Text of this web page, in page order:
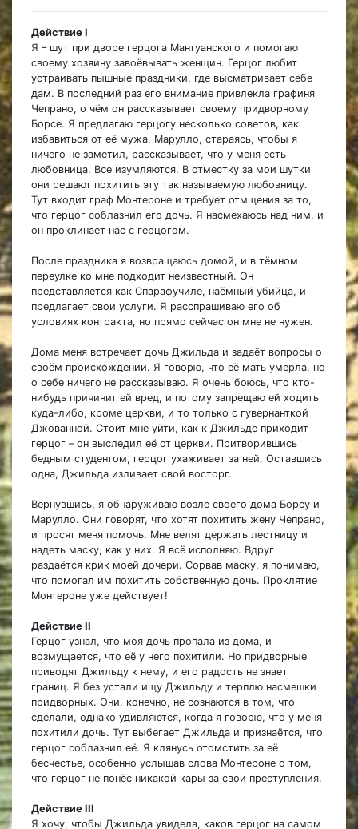
Действие I
Я – шут при дворе герцога Мантуанского и помогаю
своему хозяину завоёвывать женщин. Герцог любит
устраивать пышные праздники, где высматривает себе
дам. В последний раз его внимание привлекла графиня
Чепрано, о чём он рассказывает своему придворному
Борсе. Я предлагаю герцогу несколько советов, как
избавиться от её мужа. Марулло, стараясь, чтобы я
ничего не заметил, рассказывает, что у меня есть
любовница. Все изумляются. В отместку за мои шутки
они решают похитить эту так называемую любовницу.
Тут входит граф Монтероне и требует отмщения за то,
что герцог соблазнил его дочь. Я насмехаюсь над ним, и
он проклинает нас с герцогом.
После праздника я возвращаюсь домой, и в тёмном
переулке ко мне подходит неизвестный. Он
представляется как Спарафучиле, наёмный убийца, и
предлагает свои услуги. Я расспрашиваю его об
условиях контракта, но прямо сейчас он мне не нужен.
Дома меня встречает дочь Джильда и задаёт вопросы о
своём происхождении. Я говорю, что её мать умерла, но
о себе ничего не рассказываю. Я очень боюсь, что кто-
нибудь причинит ей вред, и потому запрещаю ей ходить
куда-либо, кроме церкви, и то только с гувернанткой
Джованной. Стоит мне уйти, как к Джильде приходит
герцог – он выследил её от церкви. Притворившись
бедным студентом, герцог ухаживает за ней. Оставшись
одна, Джильда изливает свой восторг.
Вернувшись, я обнаруживаю возле своего дома Борсу и
Марулло. Они говорят, что хотят похитить жену Чепрано,
и просят меня помочь. Мне велят держать лестницу и
надеть маску, как у них. Я всё исполняю. Вдруг
раздаётся крик моей дочери. Сорвав маску, я понимаю,
что помогал им похитить собственную дочь. Проклятие
Монтероне уже действует!
Действие II
Герцог узнал, что моя дочь пропала из дома, и
возмущается, что её у него похитили. Но придворные
приводят Джильду к нему, и его радость не знает
границ. Я без устали ищу Джильду и терплю насмешки
придворных. Они, конечно, не сознаются в том, что
сделали, однако удивляются, когда я говорю, что у меня
похитили дочь. Тут выбегает Джильда и признаётся, что
герцог соблазнил её. Я клянусь отомстить за её
бесчестье, особенно услышав слова Монтероне о том,
что герцог не понёс никакой кары за свои преступления.
Действие III
Я хочу, чтобы Джильда увидела, каков герцог на самом